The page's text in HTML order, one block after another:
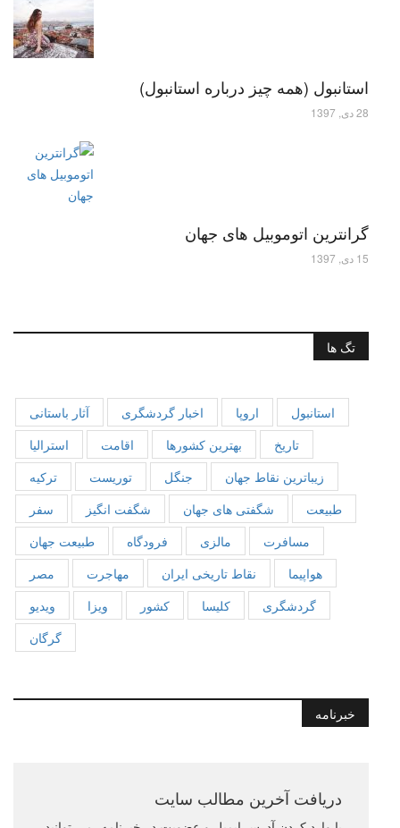
استانبول (همه چیز درباره استانبول)
28 دی, 1397
گرانترین اتوموبیل های جهان
15 دی, 1397
تگ ها
آثار باستانی اخبار گردشگری اروپا
استانبول
استرالیا
اقامت بهترین کشورها
تاریخ
ترکیه
توریست جنگل
زیباترین نقاط جهان
سفر
شگفت انگیز شگفتی های جهان
طبیعت
طبیعت جهان
فرودگاه مالزی
مسافرت
مصر
مهاجرت نقاط تاریخی ایران
هواپیما
ویدیو
ویزا کشور کلیسا
گردشگری
گرگان
خبرنامه
دریافت آخرین مطالب سایت